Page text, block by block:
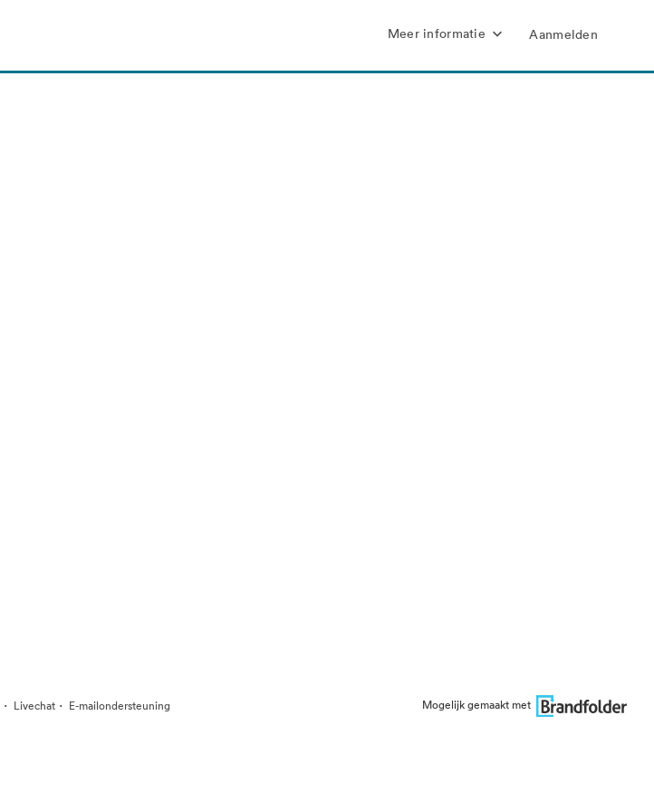
Meer informatie Aanmelden
· Livechat · E-mailondersteuning Mogelijk gemaakt met